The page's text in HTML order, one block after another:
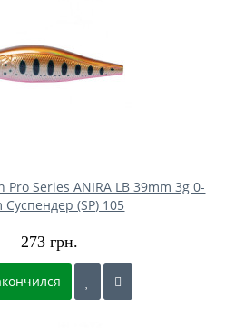
Pro Series ANIRA LB 39mm 3g 0-
Cуспендер (SP) 105
273 грн.